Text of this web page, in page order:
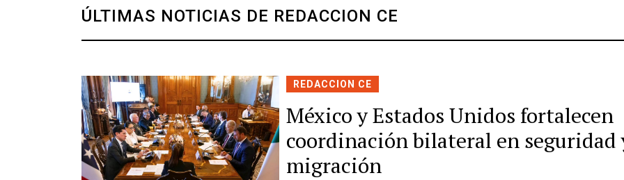
ÚLTIMAS NOTICIAS DE REDACCION CE
REDACCION CE
México y Estados Unidos fortalecen
coordinación bilateral en seguridad
migración